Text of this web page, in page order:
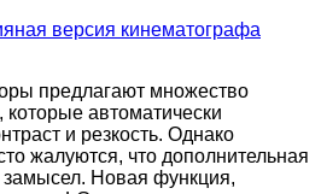
версия кинематографа
предлагают множество
автоматически
и резкость. Однако
жалуются, что дополнительная
замысел. Новая функция,